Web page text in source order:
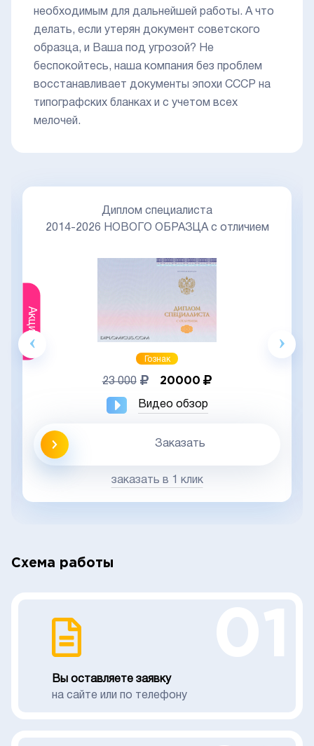
необходимым для дальнейшей работы. А что
делать, если утерян документ советского
образца, и Ваша под угрозой? Не
беспокойтесь, наша компания без проблем
восстанавливает документы эпохи СССР на
типографских бланках и с учетом всех
мелочей.
Акция
Диплом специалиста
2014-2026 НОВОГО ОБРАЗЦА с отличием
Гознак
23 000 20000
Видео обзор
Заказать
заказать в 1 клик
Схема работы
Вы оставляете заявку
на сайте или по телефону